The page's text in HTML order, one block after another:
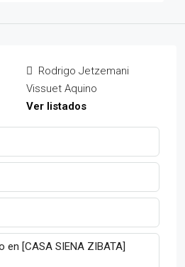
Rodrigo Jetzemani
Vissuet Aquino
Ver listados